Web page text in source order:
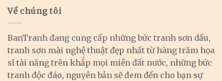
Về chúng tôi
BanTranh đang cung cấp những bức tranh sơn dầu,
tranh sơn mài nghệ thuật đẹp nhất từ hàng trăm họa
sĩ tài năng trên khắp mọi miền đất nước, những bức
tranh độc đáo, nguyên bản sẽ đem đến cho bạn sự